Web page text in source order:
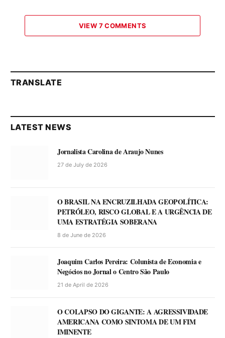
VIEW 7 COMMENTS
TRANSLATE
LATEST NEWS
Jornalista Carolina de Araujo Nunes
27 de July de 2026
O BRASIL NA ENCRUZILHADA GEOPOLÍTICA:
PETRÓLEO, RISCO GLOBAL E A URGÊNCIA DE
UMA ESTRATÉGIA SOBERANA
8 de June de 2026
Joaquim Carlos Pereira: Colunista de Economia e
Negócios no Jornal o Centro São Paulo
21 de April de 2026
O COLAPSO DO GIGANTE: A AGRESSIVIDADE
AMERICANA COMO SINTOMA DE UM FIM
IMINENTE